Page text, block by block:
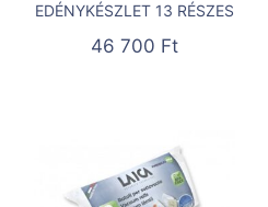
EDÉNYKÉSZLET 13 RÉSZES
46 700 Ft